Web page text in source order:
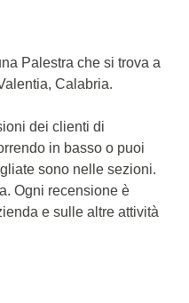
Palestra che si trova a
Calabria.
dei clienti di
in basso o puoi
sono nelle sezioni.
Ogni recensione è
e sulle altre attività